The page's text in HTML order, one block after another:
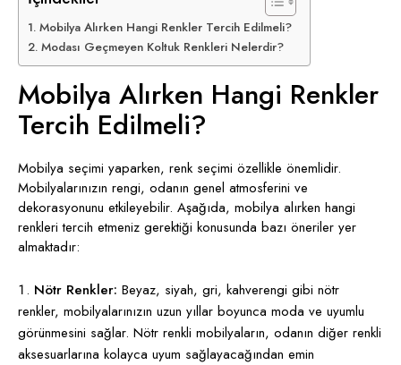
Mobilya Alırken Hangi Renkler Tercih Edilmeli?
Modası Geçmeyen Koltuk Renkleri Nelerdir?
Mobilya Alırken Hangi Renkler
Tercih Edilmeli?
Mobilya seçimi yaparken, renk seçimi özellikle önemlidir.
Mobilyalarınızın rengi, odanın genel atmosferini ve
dekorasyonunu etkileyebilir. Aşağıda, mobilya alırken hangi
renkleri tercih etmeniz gerektiği konusunda bazı öneriler yer
almaktadır:
Nötr Renkler: Beyaz, siyah, gri, kahverengi gibi nötr
renkler, mobilyalarınızın uzun yıllar boyunca moda ve uyumlu
görünmesini sağlar. Nötr renkli mobilyaların, odanın diğer renkli
aksesuarlarına kolayca uyum sağlayacağından emin